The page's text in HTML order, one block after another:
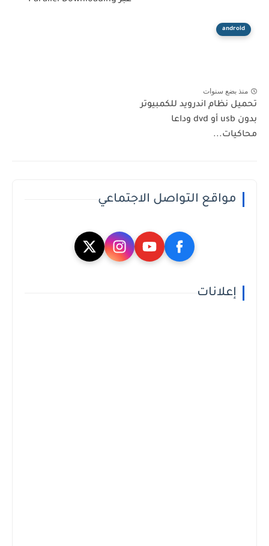
android
منذ بضع سنوات
تحميل نظام اندرويد للكمبيوتر
بدون usb أو dvd وداعا
محاكيات...
مواقع التواصل الاجتماعي
إعلانات